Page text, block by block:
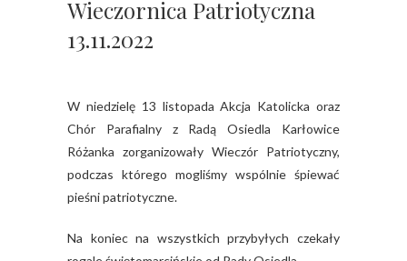
Wieczornica Patriotyczna
13.11.2022
W niedzielę 13 listopada Akcja Katolicka oraz
Chór Parafialny z Radą Osiedla Karłowice
Różanka zorganizowały Wieczór Patriotyczny,
podczas którego mogliśmy wspólnie śpiewać
pieśni patriotyczne.
Na koniec na wszystkich przybyłych czekały